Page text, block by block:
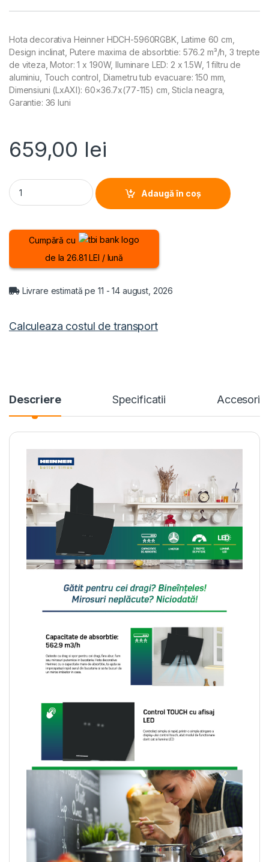
Hota decorativa Heinner HDCH-5960RGBK, Latime 60 cm,
Design inclinat, Putere maxima de absorbtie: 576.2 m³/h, 3 trepte
de viteza, Motor: 1 x 190W, Iluminare LED: 2 x 1.5W, 1 filtru de
aluminiu, Touch control, Diametru tub evacuare: 150 mm,
Dimensiuni (LxAXI): 60×36.7x(77-115) cm, Sticla neagra,
Garantie: 36 luni
659,00 lei
HOTA DECORATIVA HEINNER HDCH-5960RGBK, Clasa
Adaugă în coș
Cumpără cu
de la 26.81 LEI / lună
Livrare estimată pe 11 - 14 august, 2026
Calculeaza costul de transport
Descriere Specificatii Accesorii